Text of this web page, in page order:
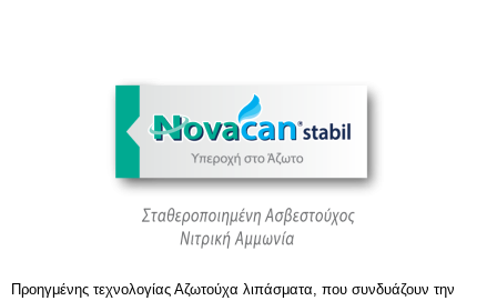
Προηγμένης τεχνολογίας Αζωτούχα λιπάσματα, που συνδυάζουν την